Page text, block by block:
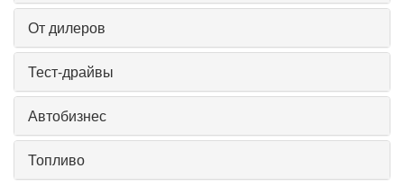
От дилеров
Тест-драйвы
Автобизнес
Топливо